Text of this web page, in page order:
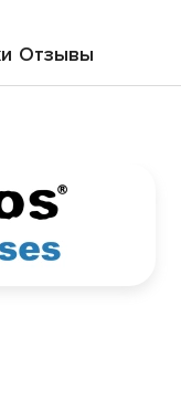
Отзывы